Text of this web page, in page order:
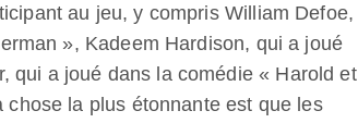
au jeu, y compris William Defoe,
», Kadeem Hardison, qui a joué
qui a joué dans la comédie « Harold et
chose la plus étonnante est que les